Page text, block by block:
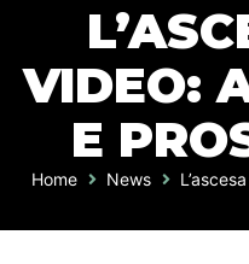
VIDEO:
E
Home News